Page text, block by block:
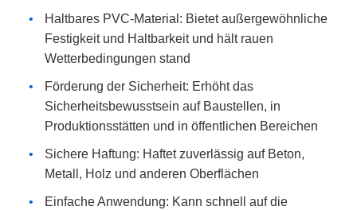
Haltbares PVC-Material: Bietet außergewöhnliche
Festigkeit und Haltbarkeit und hält rauen
Wetterbedingungen stand
Förderung der Sicherheit: Erhöht das
Sicherheitsbewusstsein auf Baustellen, in
Produktionsstätten und in öffentlichen Bereichen
Sichere Haftung: Haftet zuverlässig auf Beton,
Metall, Holz und anderen Oberflächen
Einfache Anwendung: Kann schnell auf die